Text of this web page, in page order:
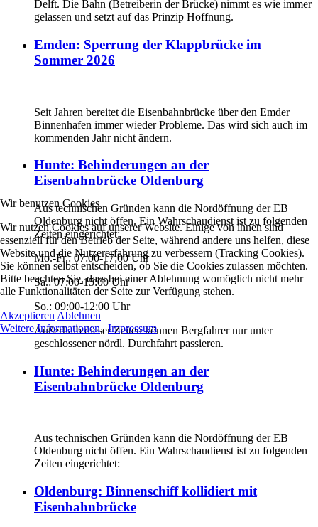
Delft. Die Bahn (Betreiberin der Brücke) nimmt es wie immer
gelassen und setzt auf das Prinzip Hoffnung.
Emden: Sperrung der Klappbrücke im
Sommer 2026
Seit Jahren bereitet die Eisenbahnbrücke über den Emder
Binnenhafen immer wieder Probleme. Das wird sich auch im
kommenden Jahr nicht ändern.
Hunte: Behinderungen an der
Eisenbahnbrücke Oldenburg
Aus technischen Gründen kann die Nordöffnung der EB
Oldenburg nicht öffen. Ein Wahrschaudienst ist zu folgenden
Zeiten eingerichtet:
Mo.-Fr.: 07:00-17:00 Uhr
Sa.: 07:00-15:00 Uhr
So.: 09:00-12:00 Uhr
Außerhalb dieser Zeiten können Bergfahrer nur unter
geschlossener nördl. Durchfahrt passieren.
Hunte: Behinderungen an der
Eisenbahnbrücke Oldenburg
Aus technischen Gründen kann die Nordöffnung der EB
Oldenburg nicht öffen. Ein Wahrschaudienst ist zu folgenden
Zeiten eingerichtet:
Oldenburg: Binnenschiff kollidiert mit
Eisenbahnbrücke
Wir benutzen Cookies
Wir nutzen Cookies auf unserer Website. Einige von ihnen sind
essenziell für den Betrieb der Seite, während andere uns helfen, diese
Website und die Nutzererfahrung zu verbessern (Tracking Cookies).
Sie können selbst entscheiden, ob Sie die Cookies zulassen möchten.
Bitte beachten Sie, dass bei einer Ablehnung womöglich nicht mehr
alle Funktionalitäten der Seite zur Verfügung stehen.
Akzeptieren Ablehnen
Weitere Informationen|Impressum